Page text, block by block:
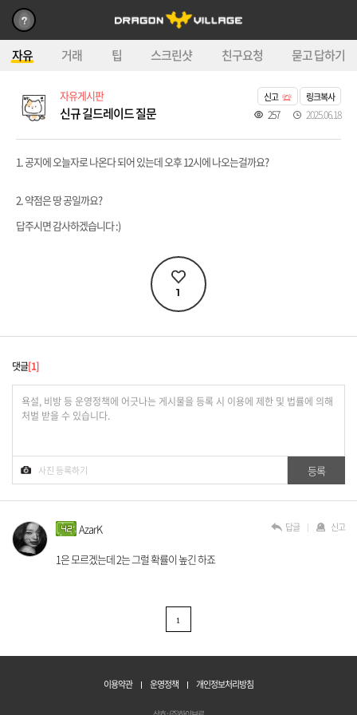
자유 거래 팁 스크린샷 친구요청 묻고 답하기
자유게시판
신규 길드레이드 질문
신고 링크복사
257 2025.06.18
1. 공지에 오늘자로 나온다 되어 있는데 오후 12시에 나오는걸까요?
2. 약점은 땅 공일까요?
답주시면 감사하겠습니다 :)
1
댓글 1
AzarK
1은 모르겠는데 2는 그럴 확률이 높긴 하죠
답글 신고
1
이용약관 운영정책 개인정보처리방침